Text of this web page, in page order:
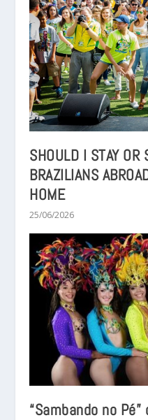
SHOULD I STAY OR
BRAZILIANS
HOME
25/06/2026
“Sambando no